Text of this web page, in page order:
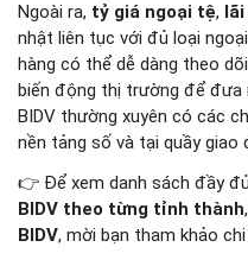
Ngoài ra, tỷ giá ngoại tệ,
nhật liên tục với đủ loại
hàng có thể dễ dàng theo dõi
biến động thị trường để đưa
BIDV thường xuyên có các
nền tảng số và tại quầy giao
👉 Để xem danh sách đầy
BIDV theo từng tỉnh thành
BIDV, mời bạn tham khảo